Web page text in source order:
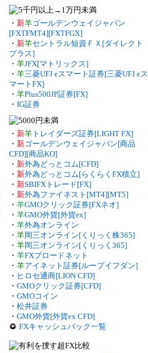
・ 新羊ゴールデンウェイジャパン
[FXTFMT4][FXTFGX]
・ 新羊セントラル短資ＦＸ[ダイレクト
プラス]
・ 羊JFX[マトリックス]
・ 羊三菱UFJ eスマート証券[三菱UFJ eス
マートFX]
・ 羊Plus500JP証券[FX]
・ IG証券
・ 新羊 トレイダーズ証券[LIGHT FX]
・ 新ゴールデンウェイジャパン[商品
CFD][商品KO]
・ 新外為どっとコム[CFD]
・ 新外為どっとコム[らくらくFX積立]
・ 新SBIFXトレード[FX]
・ 新外為ファイネスト[MT4][MT5]
・ 羊GMOクリック証券[FXネオ]
・ 羊GMO外貨[外貨ex]
・ 羊外為オンライン
・ 羊岡三オンライン[くりっく株365]
・ 羊岡三オンライン[くりっく365]
・ 羊FXブロードネット
・ 羊アイネット証券[ループイフダン]
・ ヒロセ通商[LION CFD]
・ GMOクリック証券[CFD]
・ GMOコイン
・ 松井証券
・ GMO外貨[外貨ex CFD]
FXキャッシュバック一覧